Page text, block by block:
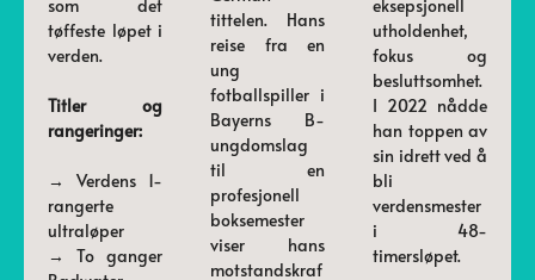
som det
tøffeste løpet i
verden.
Titler og
rangeringer:
→ Verdens 1-
rangerte
ultraløper
→ To ganger
tittelen. Hans
reise fra en
ung
fotballspiller i
Bayerns B-
ungdomslag
til en
profesjonell
boksemester
viser hans
motstandskraf
eksepsjonell
utholdenhet,
fokus og
besluttsomhet.
I 2022 nådde
han toppen av
sin idrett ved å
bli
verdensmester
i 48-
timersløpet.